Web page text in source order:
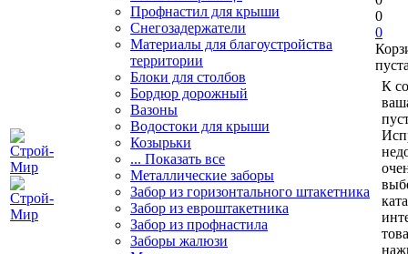
Профнастил для крыши
Снегозадержатели
Материалы для благоустройства
территории
Блоки для столбов
Бордюр дорожный
Вазоны
Водостоки для крыши
Козырьки
... Показать все
Металлические заборы
Забор из горизонтального штакетника
Забор из евроштакетника
Забор из профнастила
Заборы жалюзи
0
0
К